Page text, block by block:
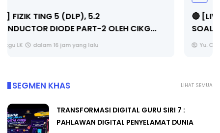
🔴 [LIVE] PRINSIP PERAKAUNAN, PECUT SKOR
SOALAN 1 TRIAL OLEH CIKGU WAN...
Yu. Chekgu LK dalam 16 jam yang lalu
LIHAT SEMUA
SEGMEN KHAS
TRANSFORMASI DIGITAL GURU SIRI 7 :
PAHLAWAN DIGITAL PENYELAMAT DUNIA